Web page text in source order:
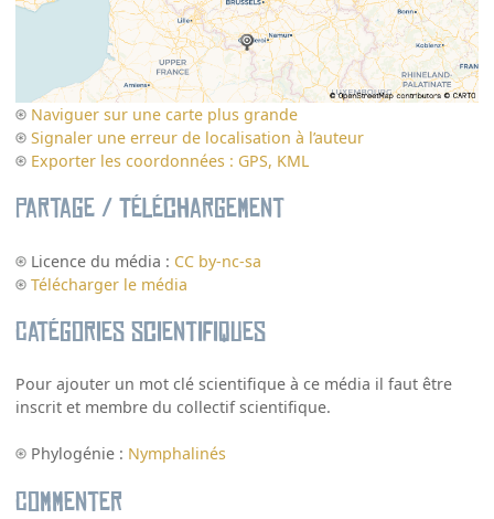
Naviguer sur une carte plus grande
Signaler une erreur de localisation à l’auteur
Exporter les coordonnées : GPS, KML
Partage / Téléchargement
Licence du média : CC by-nc-sa
Télécharger le média
Catégories scientifiques
Pour ajouter un mot clé scientifique à ce média il faut être
inscrit et membre du collectif scientifique.
Phylogénie : Nymphalinés
Commenter